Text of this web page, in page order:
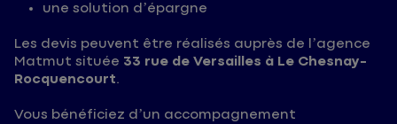
une solution d’épargne
Les devis peuvent être réalisés auprès de l’agence
Matmut située 33 rue de Versailles à Le Chesnay-
Rocquencourt.
Vous bénéficiez d’un accompagnement